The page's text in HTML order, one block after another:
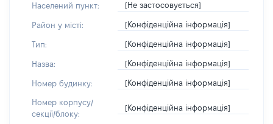
Населений пункт: [Не застосовується]
Район у місті: [Конфіденційна інформація]
Тип: [Конфіденційна інформація]
Назва: [Конфіденційна інформація]
Номер будинку: [Конфіденційна інформація]
Номер корпусу/
секції/блоку:
[Конфіденційна інформація]